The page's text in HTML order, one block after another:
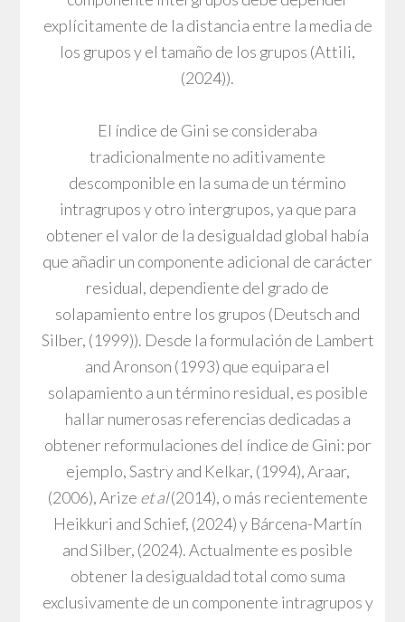
explícitamente de la distancia entre la media de
los grupos y el tamaño de los grupos (Attili,
(2024)).
El índice de Gini se consideraba
tradicionalmente no aditivamente
descomponible en la suma de un término
intragrupos y otro intergrupos, ya que para
obtener el valor de la desigualdad global había
que añadir un componente adicional de carácter
residual, dependiente del grado de
solapamiento entre los grupos (Deutsch and
Silber, (1999)). Desde la formulación de Lambert
and Aronson (1993) que equipara el
solapamiento a un término residual, es posible
hallar numerosas referencias dedicadas a
obtener reformulaciones del índice de Gini: por
ejemplo, Sastry and Kelkar, (1994), Araar,
(2006), Arize et al(2014), o más recientemente
Heikkuri and Schief, (2024) y Bárcena-Martín
and Silber, (2024). Actualmente es posible
obtener la desigualdad total como suma
exclusivamente de un componente intragrupos y